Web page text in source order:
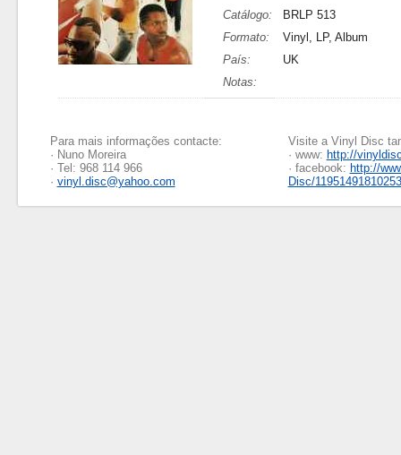
Catálogo:
BRLP 513
Formato:
Vinyl, LP, Album
País:
UK
Notas:
Para mais informações contacte:
· Nuno Moreira
· Tel: 968 114 966
· vinyl.disc@yahoo.com
Visite a Vinyl Disc
· www: http://
· facebook: http://
Disc/